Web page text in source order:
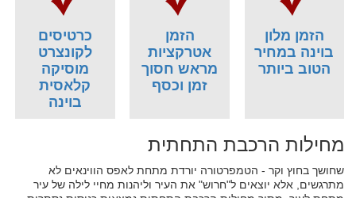
הזמן מלון
בוינה במחיר
הטוב ביותר
הזמן
אטרקציות
מראש חסוך
זמן וכסף
כרטיסים
לקונצרט
מוסיקה
קלאסית
בוינה
מחילות הרכבת התחתית
שחושך בחוץ וקר - הטמפרטורה יורדת מתחת לאפס הווינאים לא
מתרגשים, אלא יוצאים ל"חרוש" את העיר וליהנות מחיי לילה של עיר